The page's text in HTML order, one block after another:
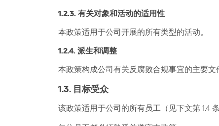
1.2.3. 有关对象和活动的适用性
本政策适用于公司开展的所有类型的活动。
1.2.4. 派生和调整
本政策构成公司有关反腐败合规事宜的主要
1.3. 目标受众
该政策适用于公司的所有员工（见下文第 1.4